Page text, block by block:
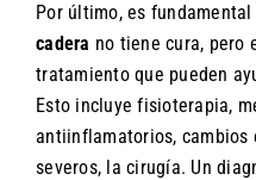
Por último, es
cadera no tiene cura, pero
tratamiento que pueden
Esto incluye fisioterapia,
antiinflamatorios, cambios
severos, la cirugía. Un